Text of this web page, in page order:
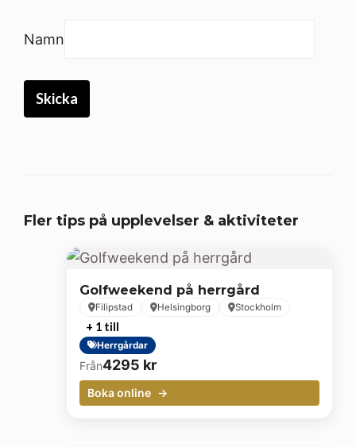
Namn
Fler tips på upplevelser & aktiviteter
Golfweekend på herrgård
Filipstad Helsingborg Stockholm
+ 1 till
Herrgårdar
Från4295 kr
Boka online